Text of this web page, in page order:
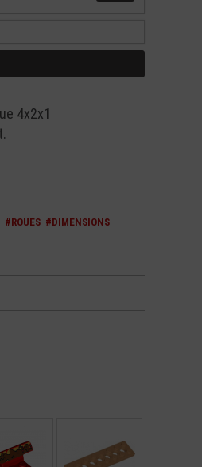
4x2x1
#ROUES #DIMENSIONS